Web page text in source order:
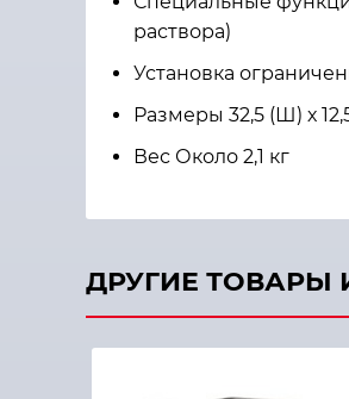
раствора)
Установка
Размеры 32,5 (Ш) х
Вес Около 2,1 кг
ДРУГИЕ ТОВАРЫ